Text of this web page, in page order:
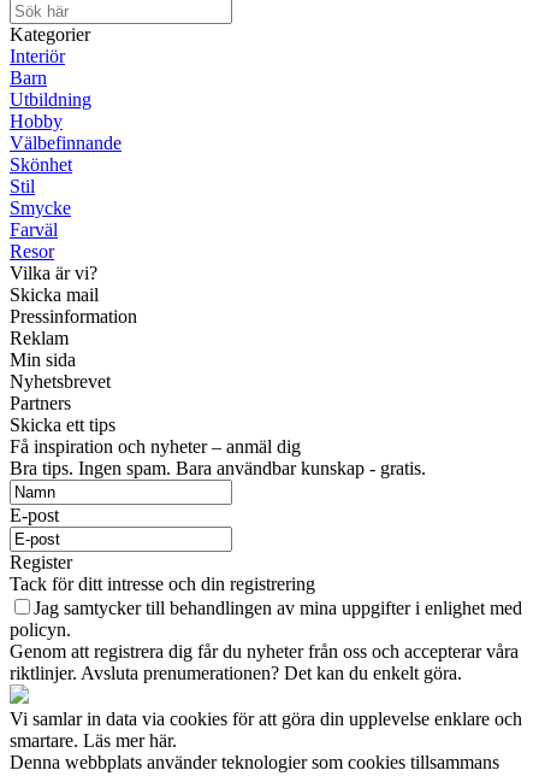
Kategorier
Interiör
Barn
Utbildning
Hobby
Välbefinnande
Skönhet
Stil
Smycke
Farväl
Resor
Vilka är vi?
Skicka mail
Pressinformation
Reklam
Min sida
Nyhetsbrevet
Partners
Skicka ett tips
Få inspiration och nyheter – anmäl dig
Bra tips. Ingen spam. Bara användbar kunskap - gratis.
E-post
Register
Tack för ditt intresse och din registrering
Jag samtycker till behandlingen av mina uppgifter i enlighet med
policyn.
Genom att registrera dig får du nyheter från oss och accepterar våra
riktlinjer. Avsluta prenumerationen? Det kan du enkelt göra.
Vi samlar in data via cookies för att göra din upplevelse enklare och
smartare. Läs mer här.
Denna webbplats använder teknologier som cookies tillsammans